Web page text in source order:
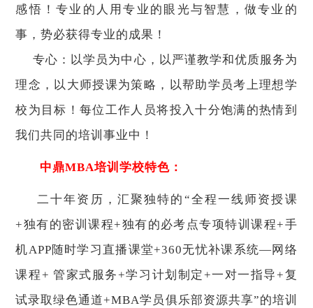
感悟！专业的人用专业的眼光与智慧，做专业的
事，势必获得专业的成果！
专心：以学员为中心，以严谨教学和优质服务为
理念，以大师授课为策略，以帮助学员考上理想学
校为目标！每位工作人员将投入十分饱满的热情到
我们共同的培训事业中！
中鼎MBA培训学校特色：
二十年资历，汇聚独特的“全程一线师资授课
+独有的密训课程+独有的必考点专项特训课程+手
机APP随时学习直播课堂+360无忧补课系统—网络
课程+ 管家式服务+学习计划制定+一对一指导+复
试录取绿色通道+MBA学员俱乐部资源共享”的培训